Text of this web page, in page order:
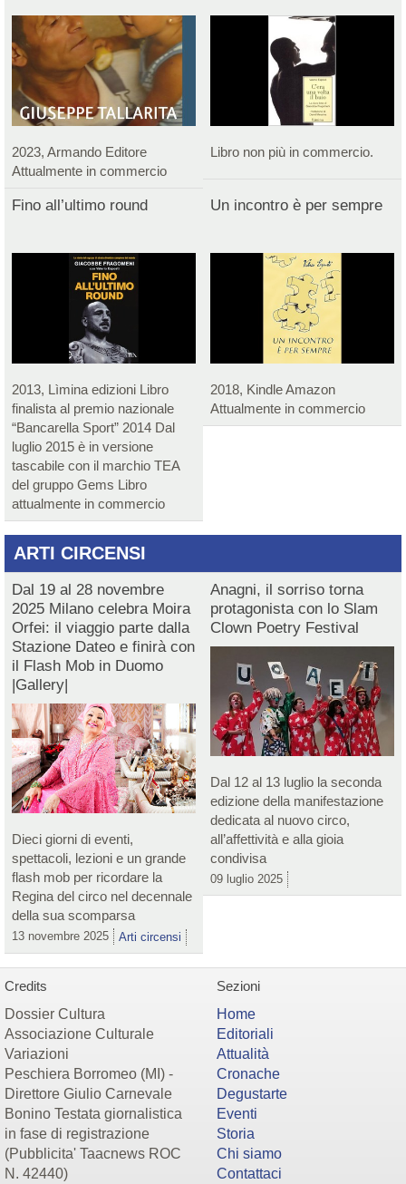
2023, Armando Editore
Attualmente in commercio
Libro non più in commercio.
Fino all’ultimo round
2013, Lìmina edizioni Libro
finalista al premio nazionale
“Bancarella Sport” 2014 Dal
luglio 2015 è in versione
tascabile con il marchio TEA
del gruppo Gems Libro
attualmente in commercio
Un incontro è per sempre
2018, Kindle Amazon
Attualmente in commercio
ARTI CIRCENSI
Dal 19 al 28 novembre
2025 Milano celebra Moira
Orfei: il viaggio parte dalla
Stazione Dateo e finirà con
il Flash Mob in Duomo
|Gallery|
Dieci giorni di eventi,
spettacoli, lezioni e un grande
flash mob per ricordare la
Regina del circo nel decennale
della sua scomparsa
13 novembre 2025 Arti circensi
Anagni, il sorriso torna
protagonista con lo Slam
Clown Poetry Festival
Dal 12 al 13 luglio la seconda
edizione della manifestazione
dedicata al nuovo circo,
all’affettività e alla gioia
condivisa
09 luglio 2025
Credits
Dossier Cultura
Associazione Culturale
Variazioni
Peschiera Borromeo (MI) -
Direttore Giulio Carnevale
Bonino Testata giornalistica
in fase di registrazione
(Pubblicita' Taacnews ROC
N. 42440)
Sezioni
Home
Editoriali
Attualità
Cronache
Degustarte
Eventi
Storia
Chi siamo
Contattaci